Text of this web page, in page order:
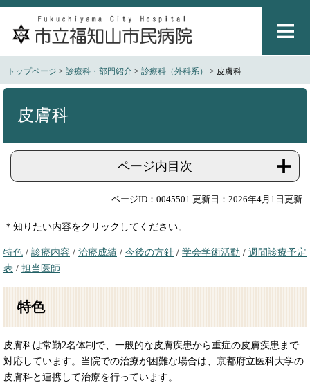
ペ
メ
トップページ > 診療科・部門紹介 > 診療科（外科系） > 皮膚科
皮膚科
ページ内目次
ページID：0045501 更新日：2026年4月1日更新
＊知りたい内容をクリックしてください。
特色 / 診療内容 / 治療成績 / 今後の方針 / 学会学術活動 / 週間診療予定
表 / 担当医師
特色
皮膚科は常勤2名体制で、一般的な皮膚疾患から重症の皮膚疾患まで
対応しています。当院での治療が困難な場合は、京都府立医科大学の
皮膚科と連携して治療を行っています。